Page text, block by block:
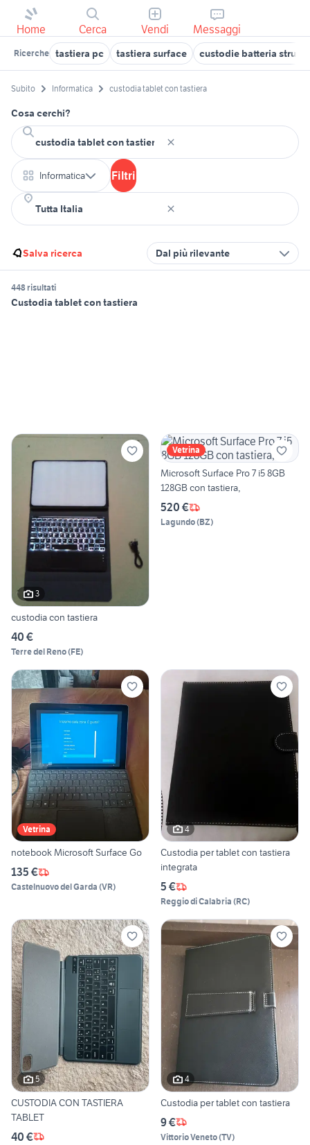
Home Cerca Vendi Messaggi
Ricerche tastiera pc tastiera surface custodie batteria
Subito Informatica custodia tablet con tastiera
Cosa cerchi?
Informatica Filtri
Salva ricerca Dal più rilevante
448 risultati
Custodia tablet con tastiera
3
custodia con tastiera
40 €
Terre del Reno(FE)
Vetrina
Microsoft Surface Pro 7 i5 8GB
128GB con tastiera,
520 €
Lagundo(BZ)
Vetrina
notebook Microsoft Surface Go
135 €
Castelnuovo del Garda (VR)
4
Custodia per tablet con tastiera
integrata
5 €
Reggio di Calabria (RC)
5
CUSTODIA CON TASTIERA
TABLET
40 €
4
Custodia per tablet con tastiera
9 €
Vittorio Veneto(TV)